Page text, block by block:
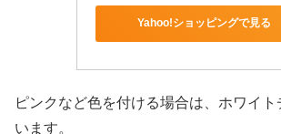
Yahoo!ショッピングで見る
ピンクなど色を付ける場合は、ホワイ
います。